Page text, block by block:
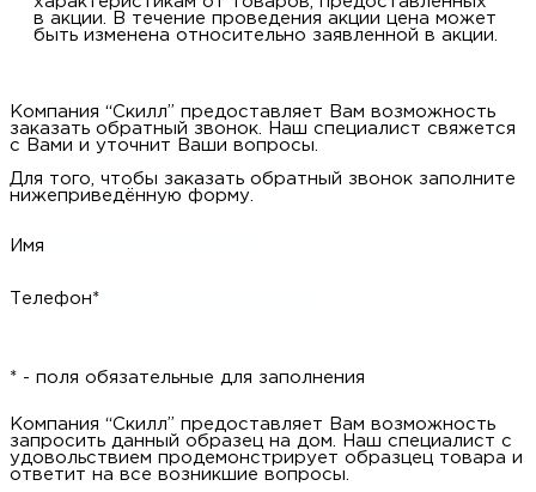
в акции. В течение проведения акции цена может
быть изменена относительно заявленной в акции.
Компания “Скилл” предоставляет Вам возможность
заказать обратный звонок. Наш специалист свяжется
с Вами и уточнит Ваши вопросы.
Для того, чтобы заказать обратный звонок заполните
нижеприведённую форму.
Имя
Телефон*
* - поля обязательные для заполнения
Компания “Скилл” предоставляет Вам возможность
запросить данный образец на дом. Наш специалист с
удовольствием продемонстрирует образцец товара и
ответит на все возникшие вопросы.